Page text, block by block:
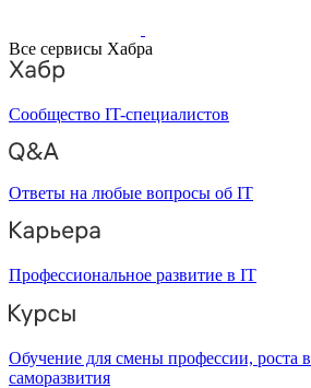
Все сервисы Хабра
Сообщество IT-специалистов
Ответы на любые вопросы об IT
Профессиональное развитие в IT
Обучение для смены профессии, роста в
саморазвития